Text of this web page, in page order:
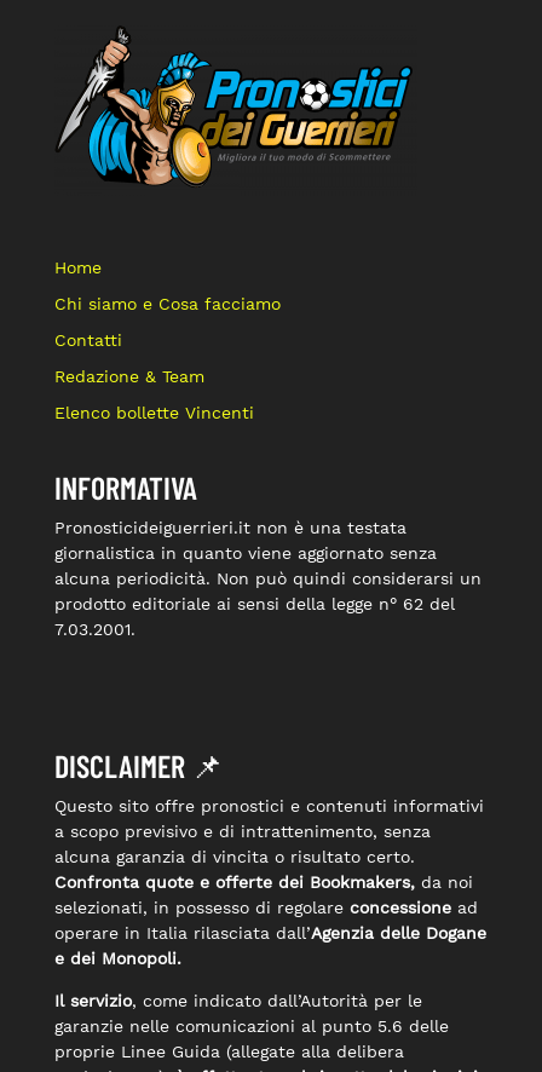
Home
Chi siamo e Cosa facciamo
Contatti
Redazione & Team
Elenco bollette Vincenti
INFORMATIVA
Pronosticideiguerrieri.it non è una testata
giornalistica in quanto viene aggiornato senza
alcuna periodicità. Non può quindi considerarsi un
prodotto editoriale ai sensi della legge n° 62 del
7.03.2001.
DISCLAIMER 📌
Questo sito offre pronostici e contenuti informativi
a scopo previsivo e di intrattenimento, senza
alcuna garanzia di vincita o risultato certo.
Confronta quote e offerte dei Bookmakers, da noi
selezionati, in possesso di regolareconcessione ad
operare in Italia rilasciata dall’Agenzia delle Dogane
e dei Monopoli.
Il servizio, come indicato dall’Autorità per le
garanzie nelle comunicazioni al punto 5.6 delle
proprie Linee Guida (allegate alla delibera